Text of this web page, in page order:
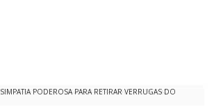
SIMPATIA PODEROSA PARA RETIRAR VERRUGAS DO